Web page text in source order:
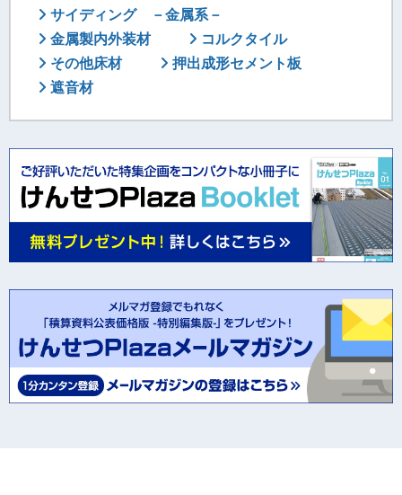
サイディング －金属系－
金属製内外装材
コルクタイル
その他床材
押出成形セメント板
遮音材